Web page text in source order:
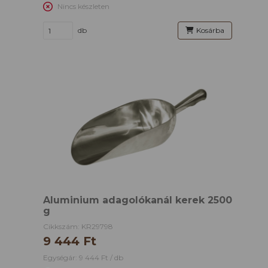
Nincs készleten
db Kosárba
Aluminium adagolókanál kerek 2500
g
Cikkszám: KR29798
9 444 Ft
Egységár: 9 444 Ft / db